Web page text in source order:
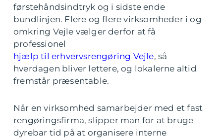
førstehåndsindtryk og i sidste ende
bundlinjen. Flere og flere virksomheder i og
omkring Vejle vælger derfor at få
professionel
hjælp til erhvervsrengøring Vejle, så
hverdagen bliver lettere, og lokalerne altid
fremstår præsentable.
Når en virksomhed samarbejder med et fast
rengøringsfirma, slipper man for at bruge
dyrebar tid på at organisere interne